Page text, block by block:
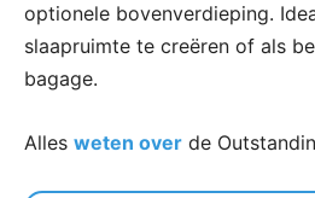
optionele bovenverdieping.
slaapruimte te creëren of als
bagage.
Alles weten over de